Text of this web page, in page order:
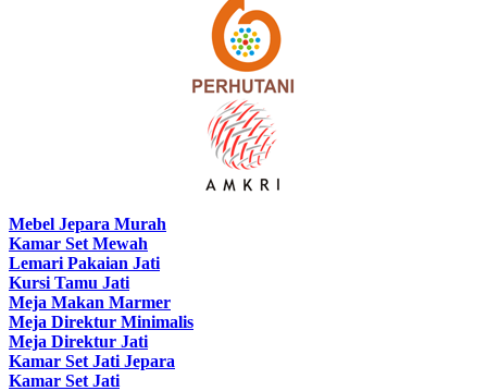
Mebel Jepara Murah
Kamar Set Mewah
Lemari Pakaian Jati
Kursi Tamu Jati
Meja Makan Marmer
Meja Direktur Minimalis
Meja Direktur Jati
Kamar Set Jati Jepara
Kamar Set Jati